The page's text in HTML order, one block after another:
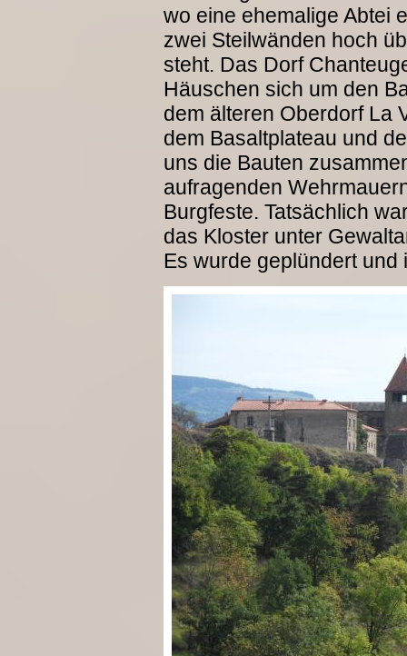
wo eine ehemalige Abtei
zwei Steilwänden hoch
steht. Das Dorf
Häuschen sich um den
dem älteren Oberdorf La
dem Basaltplateau und
uns die Bauten
aufragenden
Burgfeste. Tatsächlich
das Kloster unter
Es wurde geplündert